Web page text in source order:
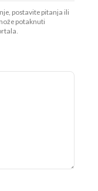
postavite pitanja ili
potaknuti